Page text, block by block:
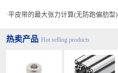
平皮带的最大张力计算(无防跑偏肋型)
热卖产品 Hot selling products